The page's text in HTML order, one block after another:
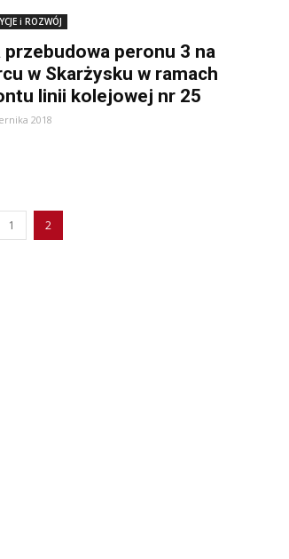
i ROZWÓJ
przebudowa peronu 3 na
w Skarżysku w ramach
linii kolejowej nr 25
2018
1 2